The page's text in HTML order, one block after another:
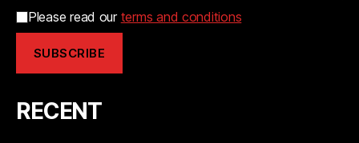
Please read our terms and conditions
RECENT